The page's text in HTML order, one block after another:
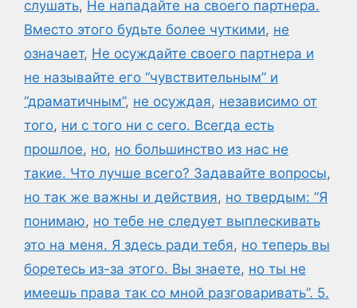
слушать, Не нападайте на своего партнера.
Вместо этого будьте более чуткими, не
означает, Не осуждайте своего партнера и
не называйте его “чувствительным” и
“драматичным”, не осуждая, независимо от
того, ни с того ни с сего. Всегда есть
прошлое, но, но большинство из нас не
такие. Что лучше всего? Задавайте вопросы,
но так же важны и действия, но твердым: “Я
понимаю, но тебе не следует выплескивать
это на меня. Я здесь ради тебя, но теперь вы
боретесь из-за этого. Вы знаете, но ты не
имеешь права так со мной разговаривать”. 5.